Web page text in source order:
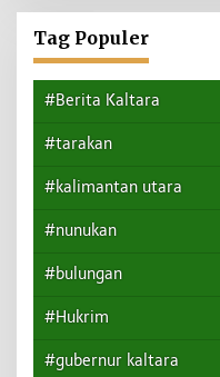
Tag Populer
#Berita Kaltara
#tarakan
#kalimantan utara
#nunukan
#bulungan
#Hukrim
#gubernur kaltara